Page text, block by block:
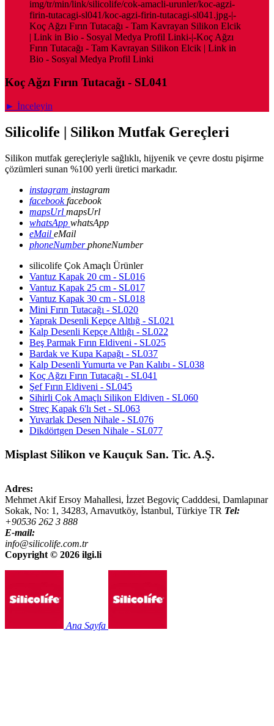
img/tr/min/link/silicolife/cok-amacli-urunler/koc-agzi-
firin-tutacagi-sl041/koc-agzi-firin-tutacagi-sl041.jpg-|-
Koç Ağzı Fırın Tutacağı - Tam Kavrayan Silikon Elcik
| Link in Bio - Sosyal Medya Profil Linki-|-Koç Ağzı
Fırın Tutacağı - Tam Kavrayan Silikon Elcik | Link in
Bio - Sosyal Medya Profil Linki
Koç Ağzı Fırın Tutacağı - SL041
► İnceleyin
Silicolife | Silikon Mutfak Gereçleri
Silikon mutfak gereçleriyle sağlıklı, hijyenik ve çevre dostu pişirme
çözümleri sunan %100 yerli üretici markadır.
instagram instagram
facebookfacebook
mapsUrl mapsUrl
whatsApp whatsApp
eMail eMail
phoneNumberphoneNumber
silicolife Çok Amaçlı Ürünler
Vantuz Kapak 20 cm - SL016
Vantuz Kapak 25 cm - SL017
Vantuz Kapak 30 cm - SL018
Mini Fırın Tutacağı - SL020
Yaprak Desenli Kepçe Altlığ - SL021
Kalp Desenli Kepçe Altlığı - SL022
Beş Parmak Fırın Eldiveni - SL025
Bardak ve Kupa Kapağı - SL037
Kalp Desenli Yumurta ve Pan Kalıbı - SL038
Koç Ağzı Fırın Tutacağı - SL041
Şef Fırın Eldiveni - SL045
Sihirli Çok Amaçlı Silikon Eldiven - SL060
Streç Kapak 6'lı Set - SL063
Yuvarlak Desen Nihale - SL076
Dikdörtgen Desen Nihale - SL077
Misplast Silikon ve Kauçuk San. Tic. A.Ş.
Adres:
Mehmet Akif Ersoy Mahallesi, İzzet Begoviç Cadddesi, Damlapınar
Sokak, No: 1, 34283, Arnavutköy, İstanbul, Türkiye TR Tel:
+90536 262 3 888
E-mail:
info@silicolife.com.tr
Copyright © 2026 ilgi.li
Ana Sayfa